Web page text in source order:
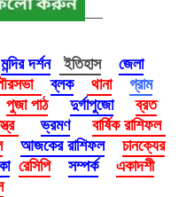
মন্দির দর্শন ইতিহাস
জেলা
ব্লক থানা
গ্রাম
পুজা পাঠ দুর্গাপুজো
ব্রত
ভ্রমণ
বার্ষিক রাশিফল
আজকের রাশিফল
চানক্যের
রেসিপি সম্পর্ক
একাদশী